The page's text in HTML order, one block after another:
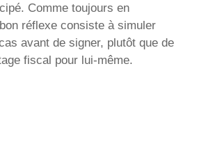
Comme toujours en
réflexe consiste à simuler
avant de signer, plutôt que de
fiscal pour lui-même.